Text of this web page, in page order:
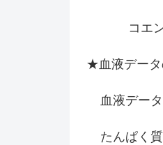
コエ
★血液データ
血液デー
たんぱく